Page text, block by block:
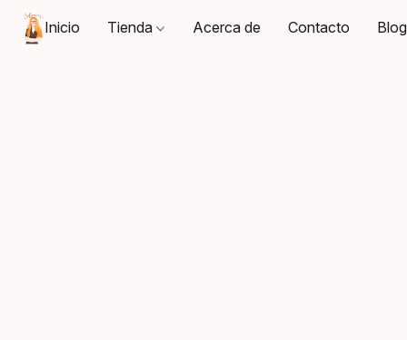
Inicio Tienda Acerca de Contacto Blog